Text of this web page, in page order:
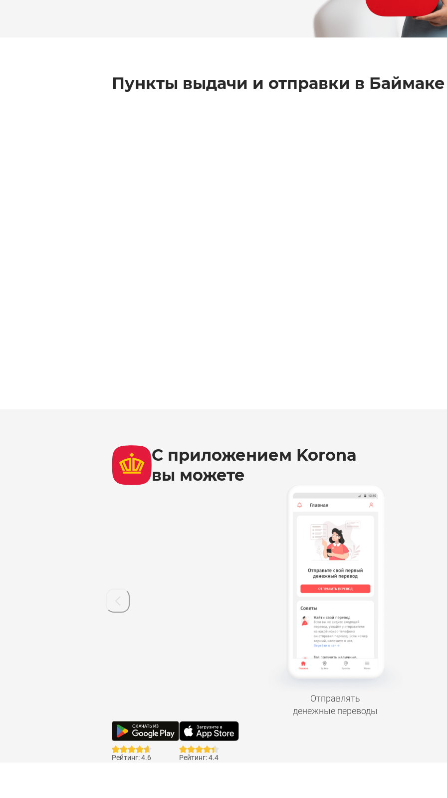
Пункты выдачи и отправки в Баймаке
С приложением Korona
вы можете
Отправлять
денежные переводы
Рейтинг: 4.6 Рейтинг: 4.4